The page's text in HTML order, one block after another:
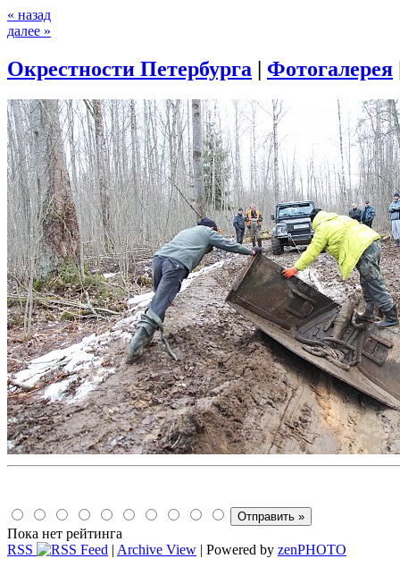
« назад
далее »
Окрестности Петербурга | Фотогалерея
Пока нет рейтинга
RSS
| Archive View | Powered by zenPHOTO